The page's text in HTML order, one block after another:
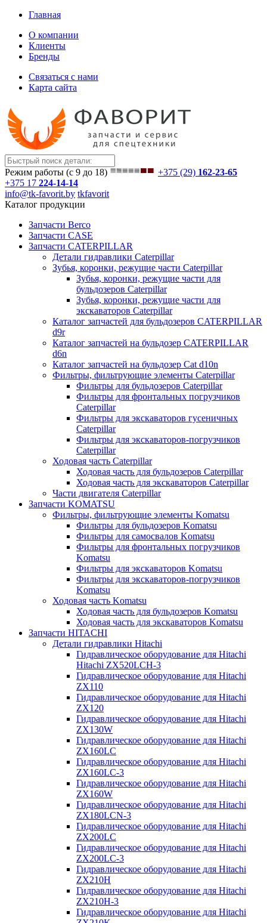
Главная
О компании
Клиенты
Бренды
Связаться с нами
Карта сайта
Режим работы (с 9 до 18) +375 (29) 162-23-65
+375 17 224-14-14
info@tk-favorit.by tkfavorit
Каталог продукции
Запчасти Berco
Запчасти CASE
Запчасти CATERPILLAR
Детали гидравлики Caterpillar
Зубья, коронки, режущие части Caterpillar
Зубья, коронки, режущие части для
бульдозеров Caterpillar
Зубья, коронки, режущие части для
экскаваторов Caterpillar
Каталог запчастей для бульдозеров CATERPILLAR
d9r
Каталог запчастей на бульдозер CATERPILLAR
d6n
Каталог запчастей на бульдозер Сat d10n
Фильтры, фильтрующие элементы Caterpillar
Фильтры для бульдозеров Caterpillar
Фильтры для фронтальных погрузчиков
Caterpillar
Фильтры для экскаваторов гусеничных
Caterpillar
Фильтры для экскаваторов-погрузчиков
Caterpillar
Ходовая часть Caterpillar
Ходовая часть для бульдозеров Caterpillar
Ходовая часть для экскаваторов Caterpillar
Части двигателя Caterpillar
Запчасти KOMATSU
Фильтры, фильтрующие элементы Komatsu
Фильтры для бульдозеров Komatsu
Фильтры для самосвалов Komatsu
Фильтры для фронтальных погрузчиков
Komatsu
Фильтры для экскаваторов Komatsu
Фильтры для экскаваторов-погрузчиков
Komatsu
Ходовая часть Komatsu
Ходовая часть для бульдозеров Komatsu
Ходовая часть для экскаваторов Komatsu
Запчасти HITACHI
Детали гидравлики Hitachi
Гидравлическое оборудование для Hitachi
Hitachi ZX520LCH-3
Гидравлическое оборудование для Hitachi
ZX110
Гидравлическое оборудование для Hitachi
ZX120
Гидравлическое оборудование для Hitachi
ZX130W
Гидравлическое оборудование для Hitachi
ZX160LC
Гидравлическое оборудование для Hitachi
ZX160LC-3
Гидравлическое оборудование для Hitachi
ZX160W
Гидравлическое оборудование для Hitachi
ZX180LCN-3
Гидравлическое оборудование для Hitachi
ZX200LC
Гидравлическое оборудование для Hitachi
ZX200LC-3
Гидравлическое оборудование для Hitachi
ZX210H
Гидравлическое оборудование для Hitachi
ZX210H-3
Гидравлическое оборудование для Hitachi